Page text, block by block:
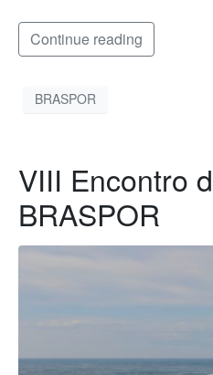
Continue reading
BRASPOR
VIII Encontro
BRASPOR